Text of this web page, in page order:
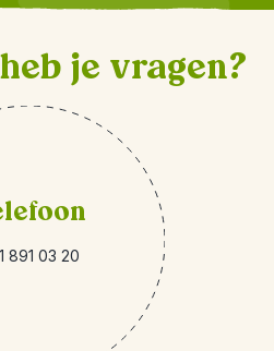
je vragen?
891 03 20